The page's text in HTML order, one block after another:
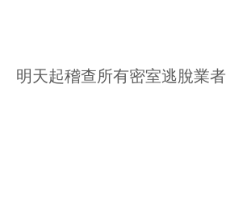
明天起稽查所有密室逃脫業者